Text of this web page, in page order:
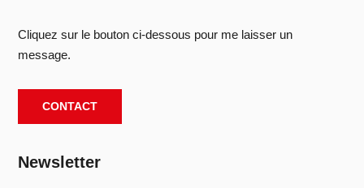
Cliquez sur le bouton ci-dessous pour me laisser un
message.
CONTACT
Newsletter